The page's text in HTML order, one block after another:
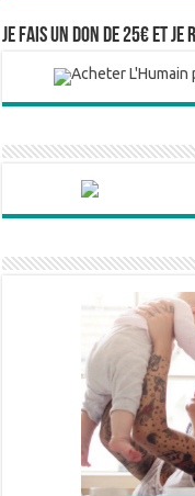
Je fais un don de 25€ et